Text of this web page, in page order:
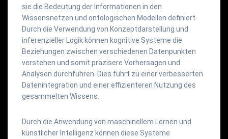
sie die Bedeutung der Informationen in den
Wissensnetzen und ontologischen Modellen definiert.
Durch die Verwendung von Konzeptdarstellung und
inferenzieller Logik können kognitive Systeme die
Beziehungen zwischen verschiedenen Datenpunkten
verstehen und somit präzisere Vorhersagen und
Analysen durchführen. Dies führt zu einer verbesserten
Datenintegration und einer effizienteren Nutzung des
gesammelten Wissens.
Durch die Anwendung von maschinellem Lernen und
künstlicher Intelligenz können diese Systeme